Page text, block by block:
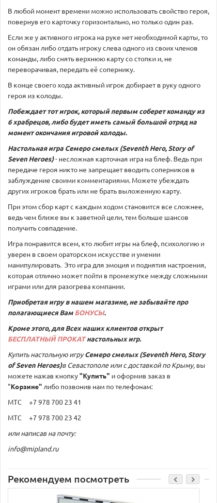
В любой момент времени можно использовать свойство героя,
повернув его карточку горизонтально, но только один раз.
Если же у активного игрока на руке нет необходимой карты, то
он обязан либо отдать игроку слева одного из своих членов
команды, либо снять верхнюю карту со стопки и, не
переворачивая, передать её сопернику.
В конце своего хода активный игрок добирает в руку одного
героя из колоды.
Побеждает тот игрок, который первым соберет команду из
6 храбрецов, либо будет иметь самый большой отряд на
момент окончания игровой колоды.
Настольная игра Семеро смелых (Seventh Hero,Story of
Seven Heroes)- несложная карточная игра на блеф. Ведь при
передаче героя никто не запрещает вводить соперников в
заблуждение своими комментариями. Можете убеждать
других игроков брать или не брать выложенную карту.
При этом сбор карт с каждым ходом становится все сложнее,
ведь чем ближе вы к заветной цели, тем больше шансов
получить совпадение.
Игра понравится всем, кто любит игры на блеф, психологию и
уверен в своем ораторском искусстве и умении
манипулировать. Это игра для эмоция и поднятия настроения,
которая отлично может пойти в промежутке между сложными
играми или для разогрева компании.
Приобретая игру в нашем магазине, не забывайте про
полагающиеся Вам БОНУСЫ.
Кроме этого, для Всех наших клиентов открыт
БЕСПЛАТНЫЙ ПРОКАТнастольных игр.
Купить настольную игру Семеро смелых (Seventh Hero, Story
of Seven Heroes)в Севастополе или с доставкой по Крыму, вы
можете нажав кнопку"Купить" и оформив заказ в
"Корзине" либо позвонив нам по телефонам:
МТС +7 978 700 23 41
МТС +7 978 700 23 42
или написав на почту:
info@mipland.ru
Рекомендуем посмотреть